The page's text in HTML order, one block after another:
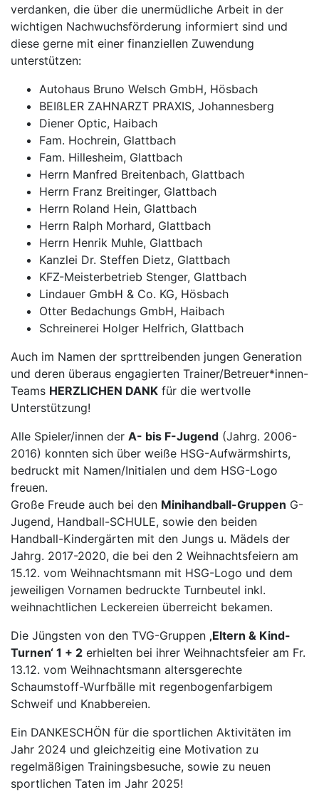
verdanken, die über die unermüdliche Arbeit in der
wichtigen Nachwuchsförderung informiert sind und
diese gerne mit einer finanziellen Zuwendung
unterstützen:
Autohaus Bruno Welsch GmbH, Hösbach
BEIßLER ZAHNARZT PRAXIS, Johannesberg
Diener Optic, Haibach
Fam. Hochrein, Glattbach
Fam. Hillesheim, Glattbach
Herrn Manfred Breitenbach, Glattbach
Herrn Franz Breitinger, Glattbach
Herrn Roland Hein, Glattbach
Herrn Ralph Morhard, Glattbach
Herrn Henrik Muhle, Glattbach
Kanzlei Dr. Steffen Dietz, Glattbach
KFZ-Meisterbetrieb Stenger, Glattbach
Lindauer GmbH & Co. KG, Hösbach
Otter Bedachungs GmbH, Haibach
Schreinerei Holger Helfrich, Glattbach
Auch im Namen der sprttreibenden jungen Generation
und deren überaus engagierten Trainer/Betreuer*innen-
Teams HERZLICHEN DANK für die wertvolle
Unterstützung!
Alle Spieler/innen der A- bis F-Jugend (Jahrg. 2006-
2016) konnten sich über weiße HSG-Aufwärmshirts,
bedruckt mit Namen/Initialen und dem HSG-Logo
freuen.
Große Freude auch bei den Minihandball-Gruppen G-
Jugend, Handball-SCHULE, sowie den beiden
Handball-Kindergärten mit den Jungs u. Mädels der
Jahrg. 2017-2020, die bei den 2 Weihnachtsfeiern am
15.12. vom Weihnachtsmann mit HSG-Logo und dem
jeweiligen Vornamen bedruckte Turnbeutel inkl.
weihnachtlichen Leckereien überreicht bekamen.
Die Jüngsten von den TVG-Gruppen ‚Eltern & Kind-
Turnen‘ 1 + 2 erhielten bei ihrer Weihnachtsfeier am Fr.
13.12. vom Weihnachtsmann altersgerechte
Schaumstoff-Wurfbälle mit regenbogenfarbigem
Schweif und Knabbereien.
Ein DANKESCHÖN für die sportlichen Aktivitäten im
Jahr 2024 und gleichzeitig eine Motivation zu
regelmäßigen Trainingsbesuche, sowie zu neuen
sportlichen Taten im Jahr 2025!